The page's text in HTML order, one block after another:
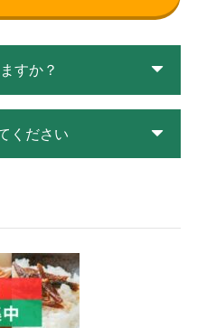
すか？
ください